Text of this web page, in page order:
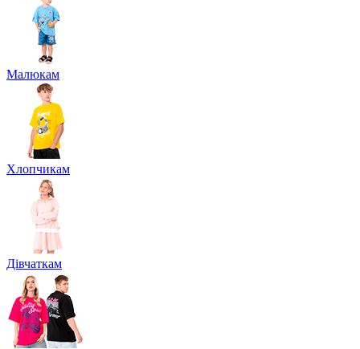
Малюкам
Хлопчикам
Дівчаткам